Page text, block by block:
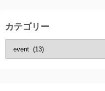
送
り
カテゴリー
テ